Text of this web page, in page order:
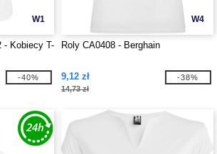
W1
- Kobiecy T-
-40%
W4
Roly CA0408 - Berghain
9,12 zł
14,73 zł
-38%